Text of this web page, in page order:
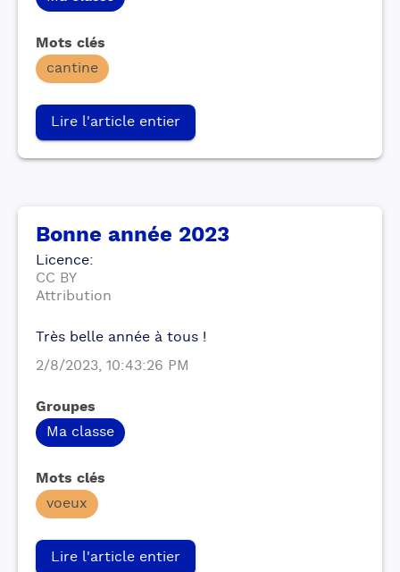
Mots clés
cantine
Lire l'article entier
Bonne année 2023
Licence:
CC BY
Attribution
Très belle année à tous !
2/8/2023, 10:43:26 PM
Groupes
Ma classe
Mots clés
voeux
Lire l'article entier